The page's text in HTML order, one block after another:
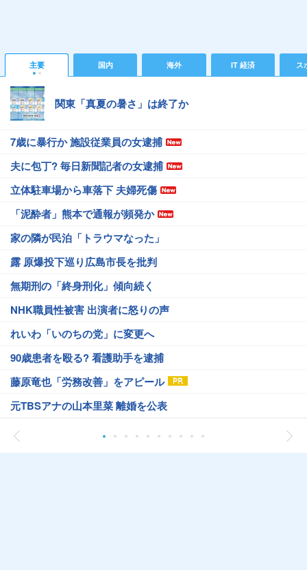
主要 国内 海外 IT 経済 ス
関東「真夏の暑さ」は終了か
7歳に暴行か 施設従業員の女逮捕
夫に包丁? 毎日新聞記者の女逮捕
立体駐車場から車落下 夫婦死傷
「泥酔者」熊本で通報が頻発か
家の隣が民泊「トラウマなった」
露 原爆投下巡り広島市長を批判
無期刑の「終身刑化」傾向続く
NHK職員性被害 出演者に怒りの声
れいわ「いのちの党」に変更へ
90歳患者を殴る? 看護助手を逮捕
藤原竜也「労務改善」をアピール
元TBSアナの山本里菜 離婚を公表